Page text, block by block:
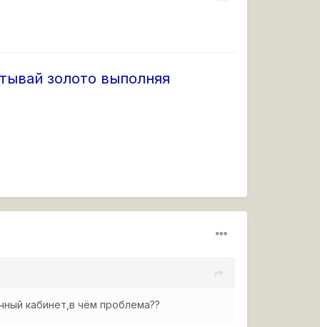
золото выполняя
кабинет,в чём проблема??